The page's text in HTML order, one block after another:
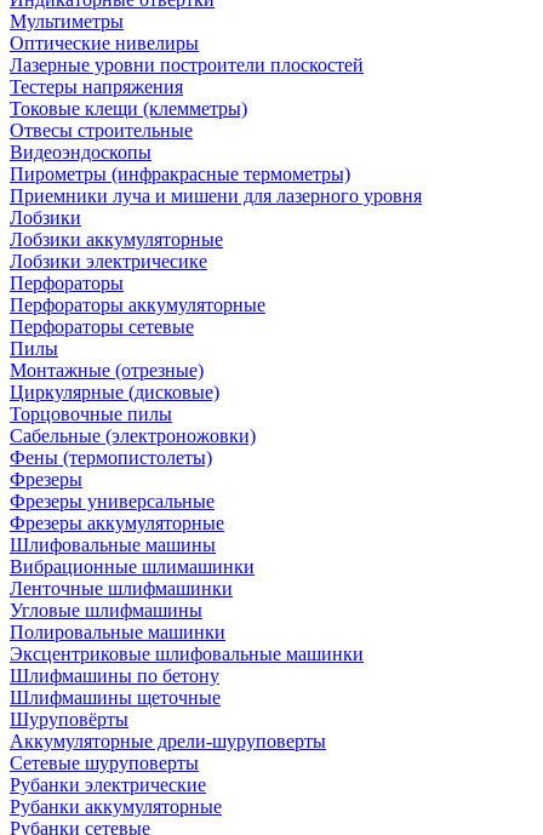
Мультиметры
Оптические нивелиры
Лазерные уровни построители плоскостей
Тестеры напряжения
Токовые клещи (клемметры)
Отвесы строительные
Видеоэндоскопы
Пирометры (инфракрасные термометры)
Приемники луча и мишени для лазерного уровня
Лобзики
Лобзики аккумуляторные
Лобзики электричесике
Перфораторы
Перфораторы аккумуляторные
Перфораторы сетевые
Пилы
Монтажные (отрезные)
Циркулярные (дисковые)
Торцовочные пилы
Сабельные (электроножовки)
Фены (термопистолеты)
Фрезеры
Фрезеры универсальные
Фрезеры аккумуляторные
Шлифовальные машины
Вибрационные шлимашинки
Ленточные шлифмашинки
Угловые шлифмашины
Полировальные машинки
Эксцентриковые шлифовальные машинки
Шлифмашины по бетону
Шлифмашины щеточные
Шуруповёрты
Аккумуляторные дрели-шуруповерты
Сетевые шуруповерты
Рубанки электрические
Рубанки аккумуляторные
Рубанки сетевые